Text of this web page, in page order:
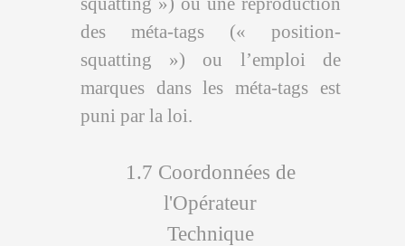
des méta-tags (« position-
squatting ») ou l’emploi de
marques dans les méta-tags est
puni par la loi.
1.7 Coordonnées de
l'Opérateur
Technique